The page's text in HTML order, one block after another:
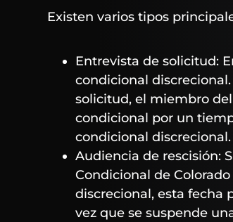
Existen varios tipos
Entrevista de solicitud:
condicional
solicitud, el miembro
condicional por un
condicional discrecional.
Audiencia de rescisión:
Condicional de
discrecional, esta fecha
vez que se suspende